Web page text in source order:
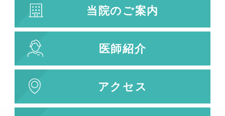
当院のご案内
医師紹介
アクセス